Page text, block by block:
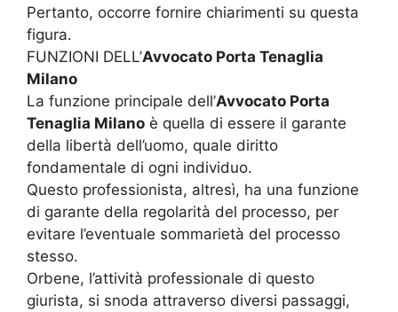
Pertanto, occorre fornire chiarimenti su questa
figura.
FUNZIONI DELL’Avvocato Porta Tenaglia
Milano
La funzione principale dell’Avvocato Porta
Tenaglia Milano è quella di essere il garante
della libertà dell’uomo, quale diritto
fondamentale di ogni individuo.
Questo professionista, altresì, ha una funzione
di garante della regolarità del processo, per
evitare l’eventuale sommarietà del processo
stesso.
Orbene, l’attività professionale di questo
giurista, si snoda attraverso diversi passaggi,